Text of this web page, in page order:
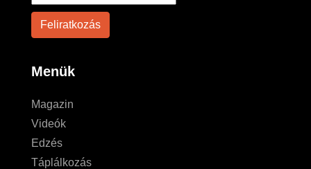
Menük
Magazin
Videók
Edzés
Táplálkozás